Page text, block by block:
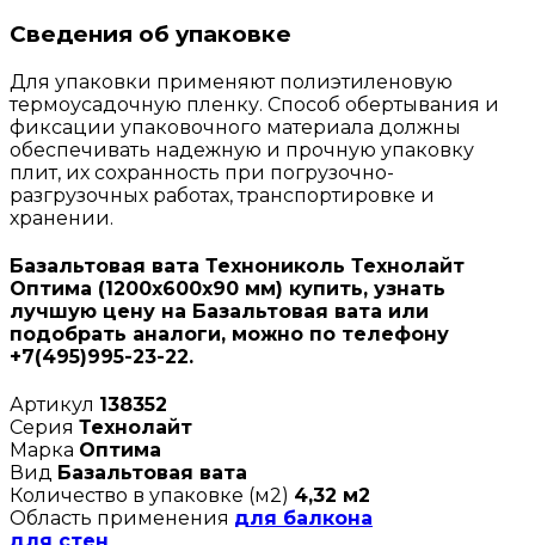
Сведения об упаковке
Для упаковки применяют полиэтиленовую
термоусадочную пленку. Способ обертывания и
фиксации упаковочного материала должны
обеспечивать надежную и прочную упаковку
плит, их сохранность при погрузочно-
разгрузочных работах, транспортировке и
хранении.
Базальтовая вата Технониколь Технолайт
Оптима (1200х600х90 мм) купить, узнать
лучшую цену на Базальтовая вата или
подобрать аналоги, можно по телефону
+7(495)995-23-22.
Артикул 138352
Серия Технолайт
Марка Оптима
Вид Базальтовая вата
Количество в упаковке (м2) 4,32 м2
Область применения для балкона